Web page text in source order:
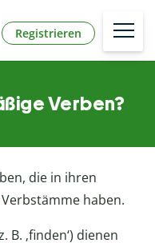
Registrieren
Verben?
die in ihren
haben.
‚finden‘) dienen